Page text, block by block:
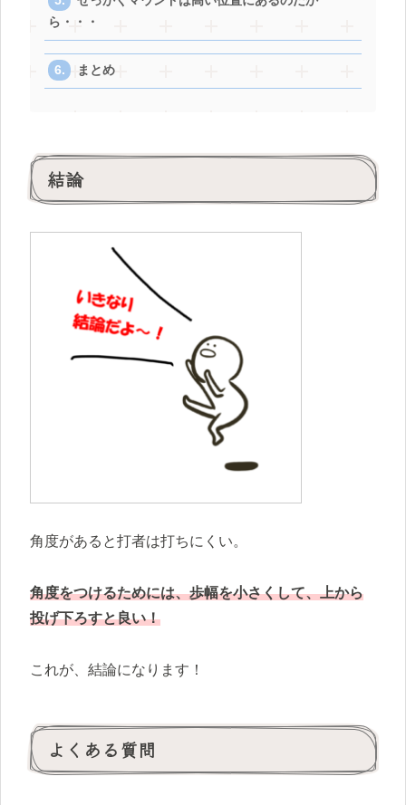
ら・・・
まとめ
結論
角度があると打者は打ちにくい。
角度をつけるためには、歩幅を小さくして、上から
投げ下ろすと良い！
これが、結論になります！
よくある質問